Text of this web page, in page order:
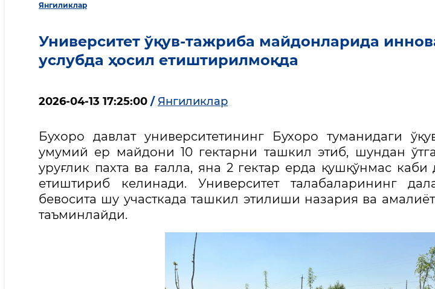
Янгиликлар
Университет ўқув-тажриба майдонларида
услубда ҳосил етиштирилмоқда
2026-04-13 17:25:00 / Янгиликлар
Бухоро давлат университетининг Бухоро туманидаги
умумий ер майдони 10 гектарни ташкил этиб, шундан
уруғлик пахта ва ғалла, яна 2 гектар ерда қушқўнмас
етиштириб келинади. Университет талабаларининг
бевосита шу участкада ташкил этилиши назария ва
таъминлайди.